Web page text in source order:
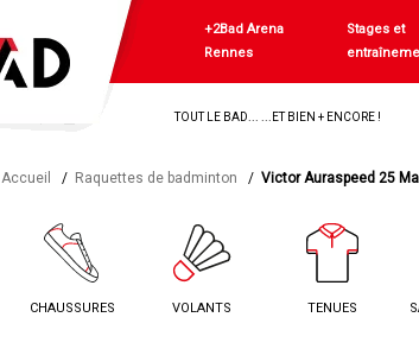
+2Bad Arena
Rennes
Stages et
TOUT LE BAD... ...ET BIEN + ENCORE !
Accueil Raquettes de badminton Victor Auraspeed 25
CHAUSSURES VOLANTS TENUES